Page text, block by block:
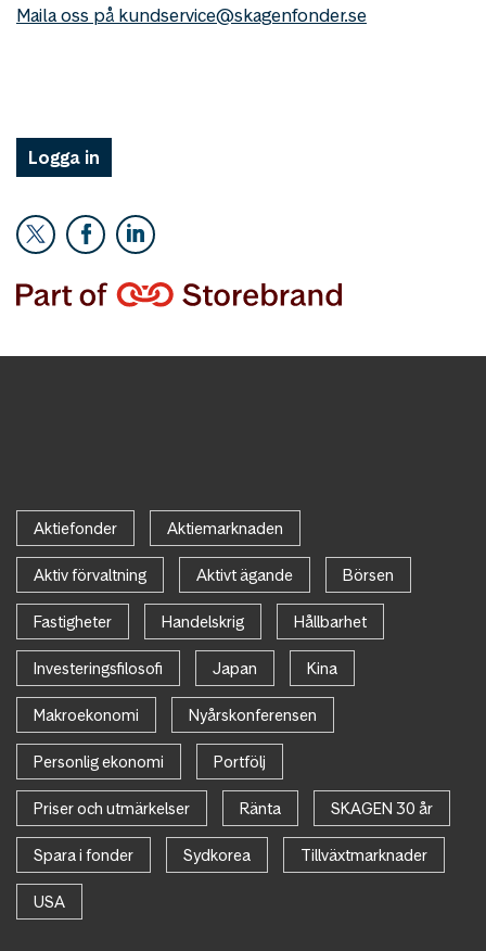
Maila oss på kundservice@skagenfonder.se
Logga in
Aktiefonder Aktiemarknaden
Aktiv förvaltning Aktivt ägande Börsen
Fastigheter Handelskrig Hållbarhet
Investeringsfilosofi Japan Kina
Makroekonomi Nyårskonferensen
Personlig ekonomi Portfölj
Priser och utmärkelser Ränta SKAGEN 30 år
Spara i fonder Sydkorea Tillväxtmarknader
USA